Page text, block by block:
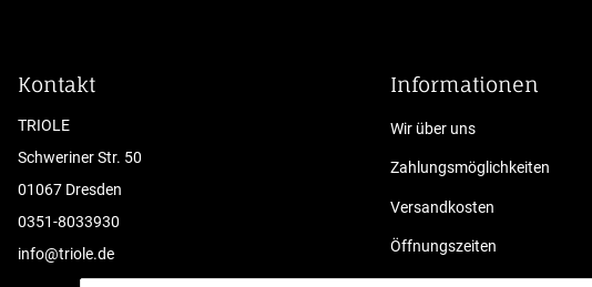
Kontakt
TRIOLE
Schweriner Str. 50
01067 Dresden
0351-8033930
info@triole.de
Informationen
Wir über uns
Zahlungsmöglichkeiten
Versandkosten
Öffnungszeiten